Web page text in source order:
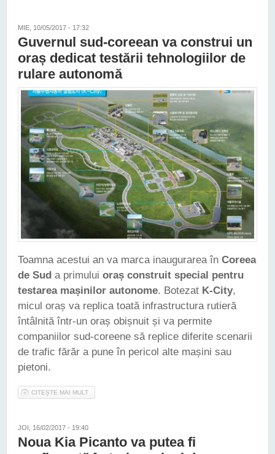
MIE, 10/05/2017 - 17:32
Guvernul sud-coreean va construi un
oraș dedicat testării tehnologiilor de
rulare autonomă
Toamna acestui an va marca inaugurarea în Coreea
de Sud a primului oraș construit special pentru
testarea mașinilor autonome. Botezat K-City,
micul oraș va replica toată infrastructura rutieră
întâlnită într-un oraș obișnuit și va permite
companiilor sud-coreene să replice diferite scenarii
de trafic fărăr a pune în pericol alte mașini sau
pietoni.
CITEȘTE MAI MULT
JOI, 16/02/2017 - 19:40
Noua Kia Picanto va putea fi